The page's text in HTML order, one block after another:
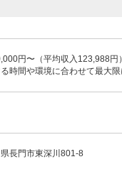
円〜（平均収入123,988
時間や環境に合わせて最大限
長門市東深川801-8